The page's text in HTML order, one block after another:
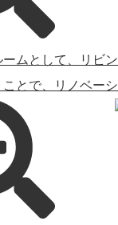
ムとして、リビ
とで、リノベー